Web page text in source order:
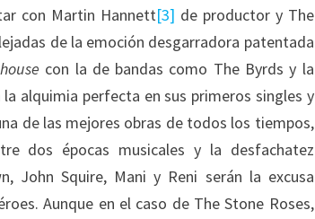
con Martin Hannett[3] de productor y The
de la emoción desgarradora patentada
house con la de bandas como The Byrds y la
alquimia perfecta en sus primeros singles y
de las mejores obras de todos los tiempos,
dos épocas musicales y la desfachatez
John Squire, Mani y Reni serán la excusa
Aunque en el caso de The Stone Roses,